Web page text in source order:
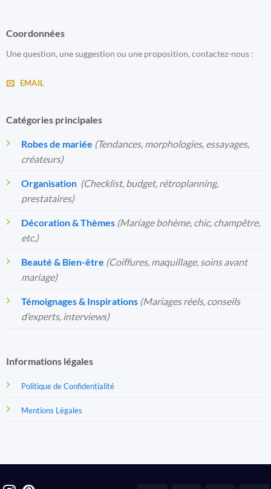
Coordonnées
Une question, une suggestion ou une proposition, contactez-nous :
EMAIL
Catégories principales
Robes de mariée (Tendances, morphologies, essayages,
créateurs)
Organisation️ (Checklist, budget, rétroplanning,
prestataires)
Décoration & Thèmes (Mariage bohème, chic, champêtre,
etc.)
Beauté & Bien-être (Coiffures, maquillage, soins avant
mariage)
Témoignages & Inspirations (Mariages réels, conseils
d’experts, interviews)
Informations légales
Politique de Confidentialité
Mentions Légales